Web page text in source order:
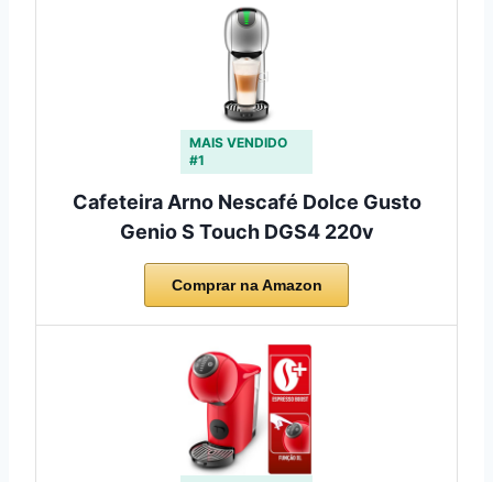
MAIS VENDIDO
#1
Cafeteira Arno Nescafé Dolce Gusto
Genio S Touch DGS4 220v
Comprar na Amazon